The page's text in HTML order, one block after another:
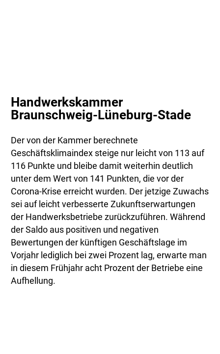
Handwerkskammer
Braunschweig-Lüneburg-Stade
Der von der Kammer berechnete
Geschäftsklimaindex steige nur leicht von 113 auf
116 Punkte und bleibe damit weiterhin deutlich
unter dem Wert von 141 Punkten, die vor der
Corona-Krise erreicht wurden. Der jetzige Zuwachs
sei auf leicht verbesserte Zukunftserwartungen
der Handwerksbetriebe zurückzuführen. Während
der Saldo aus positiven und negativen
Bewertungen der künftigen Geschäftslage im
Vorjahr lediglich bei zwei Prozent lag, erwarte man
in diesem Frühjahr acht Prozent der Betriebe eine
Aufhellung.